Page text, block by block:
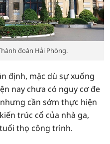
đoàn Hải Phòng.
định, mặc dù sự xuống
nay chưa có nguy cơ đe
cần sớm thực hiện
trúc cổ của nhà ga,
thọ công trình.